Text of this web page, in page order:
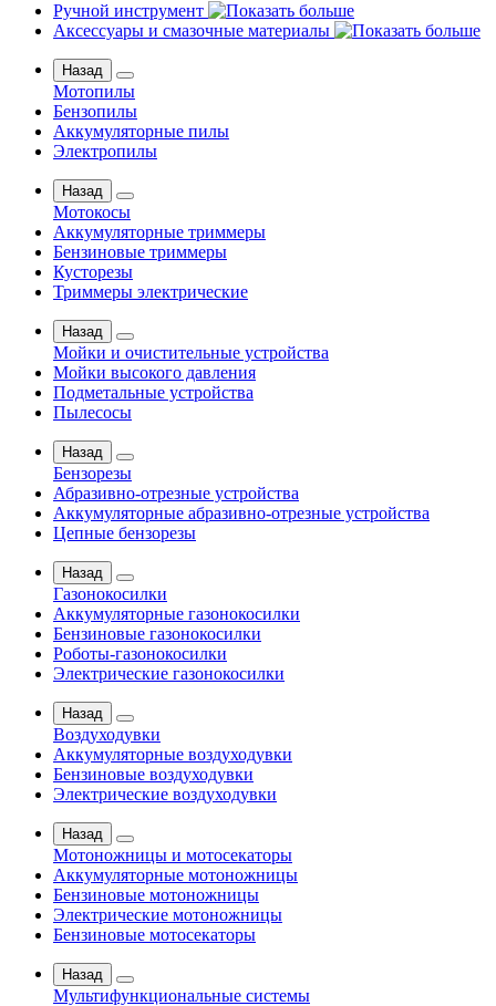
Ручной инструмент
Аксессуары и смазочные материалы
Назад
Мотопилы
Бензопилы
Аккумуляторные пилы
Электропилы
Назад
Мотокосы
Аккумуляторные триммеры
Бензиновые триммеры
Кусторезы
Триммеры электрические
Назад
Мойки и очистительные устройства
Мойки высокого давления
Подметальные устройства
Пылесосы
Назад
Бензорезы
Абразивно-отрезные устройства
Аккумуляторные абразивно-отрезные устройства
Цепные бензорезы
Назад
Газонокосилки
Аккумуляторные газонокосилки
Бензиновые газонокосилки
Роботы-газонокосилки
Электрические газонокосилки
Назад
Воздуходувки
Аккумуляторные воздуходувки
Бензиновые воздуходувки
Электрические воздуходувки
Назад
Мотоножницы и мотосекаторы
Аккумуляторные мотоножницы
Бензиновые мотоножницы
Электрические мотоножницы
Бензиновые мотосекаторы
Назад
Мультифункциональные системы